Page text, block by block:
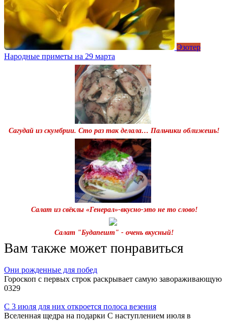
Эзотер
Народные приметы на 29 марта
Сагудай из скумбрии. Сто раз так делала… Пальчики оближешь!
Салат из свёклы «Генерал»-вкусно-это не то слово!
Салат "Будапешт" - очень вкусный!
Вам также может понравиться
Они рожденные для побед
Гороскоп с первых строк раскрывает самую завораживающую
0329
С 3 июля для них откроется полоса везения
Вселенная щедра на подарки С наступлением июля в